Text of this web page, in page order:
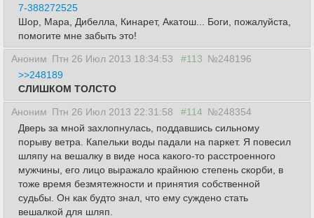
7-388272525
Шор, Мара, Дибелла, Кинарет, Акатош... Боги, пожалуйста,
помогите мне забыть это!
Аноним Птн 26 Июл 2013 18:34:53 #113 №248196
>>248189
СЛИШКОМ ТОЛСТО
Аноним Птн 26 Июл 2013 22:31:58 #114 №248354
Дверь за мной захлопнулась, поддавшись сильному
порыву ветра. Капельки воды падали на паркет. Я повесил
шляпу на вешалку в виде носа какого-то расстроенного
мужчины, его лицо выражало крайнюю степень скорби, в
тоже время безмятежности и принятия собственной
судьбы. Он как будто знал, что ему суждено стать
вешалкой для шляп.